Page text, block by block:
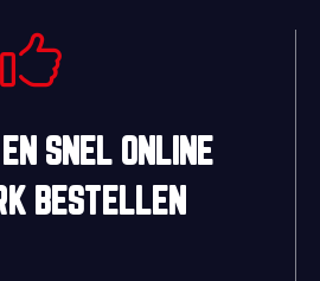
EN SNELONLINE
BESTELLEN